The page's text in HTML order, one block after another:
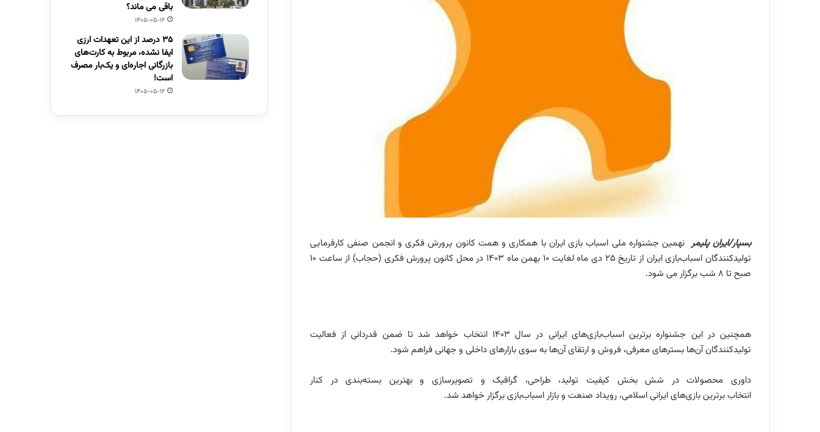
بسپار/ایران پلیمر نهمین جشنواره ملی اسباب بازی ایران با همکاری و همت کانون پرورش فکری و انجمن صنفی کارفرمایی
تولیدکنندگان اسباب‌بازی ایران از تاریخ ۲۵ دی ماه لغایت ۱۰ بهمن ماه ۱۴۰۳ در محل کانون پرورش فکری (حجاب) از ساعت ۱۰
صبح تا ۸ شب برگزار می شود.
همچنین در این جشنواره برترین اسباب‌بازی‌های ایرانی در سال ۱۴۰۳ انتخاب خواهد شد تا ضمن قدردانی از فعالیت
تولیدکنندگان آن‌ها بسترهای معرفی، فروش و ارتقای آن‌ها به سوی بازارهای داخلی و جهانی فراهم شود.
داوری محصولات در شش بخش کیفیت تولید، طراحی، گرافیک و تصویرسازی و بهترین بسته‌بندی در کنار
انتخاب برترین بازی‌های ایرانی اسلامی، رویداد صنعت و بازار اسباب‌بازی برگزار خواهد شد.
باقی می ماند؟
1405-05-12
۳۵ درصد از این تعهدات ارزی
ایفا نشده، مربوط به کارت‌های
بازرگانی اجاره‌ای و یک‌بار مصرف
است!
1405-05-12